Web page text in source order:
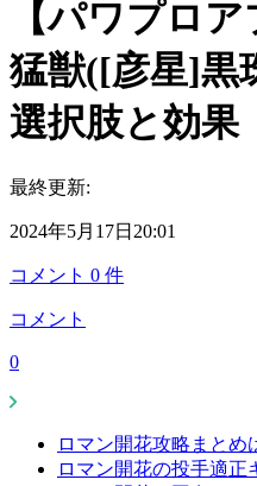
【パワプロ
猛獣([彦星]黒
選択肢と効果
最終更新:
2024年5月17日20:01
コメント 0 件
コメント
0
ロマン開花攻略まとめ
ロマン開花の投手適正